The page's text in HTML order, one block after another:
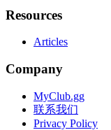
Resources
Articles
Company
MyClub.gg
联系我们
Privacy Policy